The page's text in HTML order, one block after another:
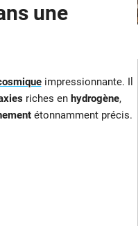
une
impressionnante. Il
riches en hydrogène,
étonnamment précis.